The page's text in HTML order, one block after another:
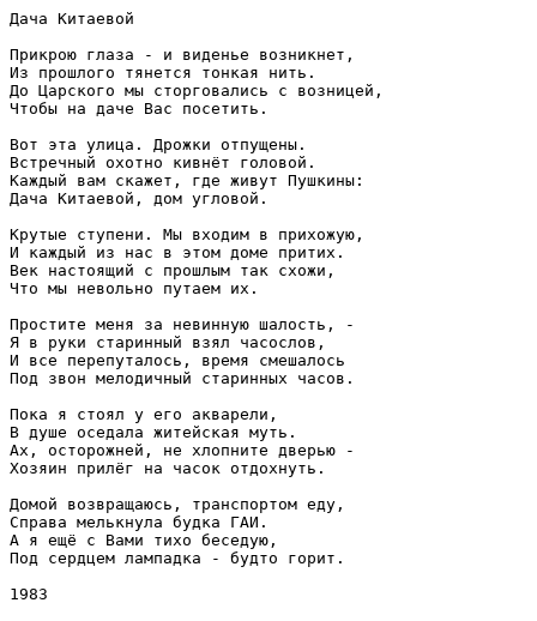
Дача Китаевой
Прикрою глаза - и виденье возникнет,
Из прошлого тянется тонкая нить.
До Царского мы сторговались с возницей,
Чтобы на даче Вас посетить.
Вот эта улица. Дрожки отпущены.
Встречный охотно кивнёт головой.
Каждый вам скажет, где живут Пушкины:
Дача Китаевой, дом угловой.
Крутые ступени. Мы входим в прихожую,
И каждый из нас в этом доме притих.
Век настоящий с прошлым так схожи,
Что мы невольно путаем их.
Простите меня за невинную шалость, -
Я в руки старинный взял часослов,
И все перепуталось, время смешалось
Под звон мелодичный старинных часов.
Пока я стоял у его акварели,
В душе оседала житейская муть.
Ах, осторожней, не хлопните дверью -
Хозяин прилёг на часок отдохнуть.
Домой возвращаюсь, транспортом еду,
Справа мелькнула будка ГАИ.
А я ещё с Вами тихо беседую,
Под сердцем лампадка - будто горит.